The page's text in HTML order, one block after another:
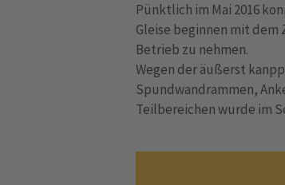
Pünktlich im Mai 2016
Gleise beginnen mit dem
Betrieb zu nehmen.
Wegen der äußerst
Spundwandrammen,
Teilbereichen wurde im